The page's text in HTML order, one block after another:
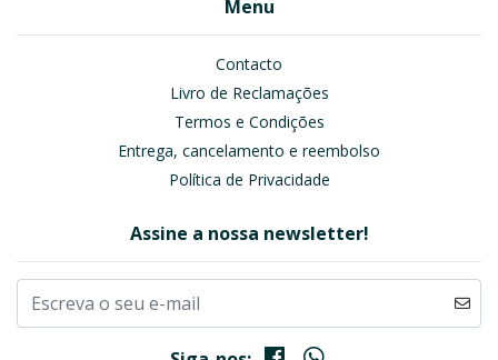
Menu
Contacto
Livro de Reclamações
Termos e Condições
Entrega, cancelamento e reembolso
Política de Privacidade
Assine a nossa newsletter!